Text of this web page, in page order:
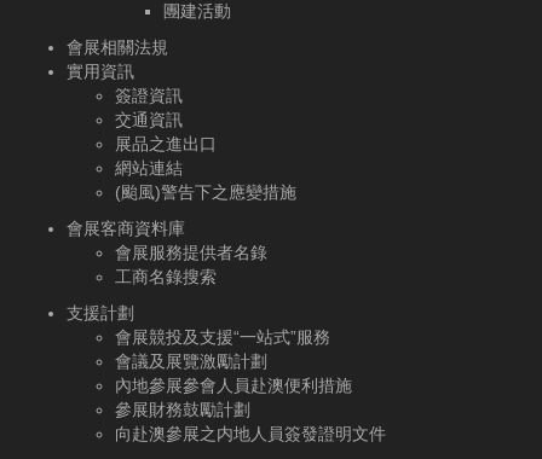
團建活動
會展相關法規
實用資訊
簽證資訊
交通資訊
展品之進出口
網站連結
(颱風)警告下之應變措施
會展客商資料庫
會展服務提供者名錄
工商名錄搜索
支援計劃
會展競投及支援“一站式”服務
會議及展覽激勵計劃
內地參展參會人員赴澳便利措施
參展財務鼓勵計劃
向赴澳參展之内地人員簽發證明文件